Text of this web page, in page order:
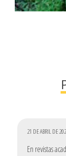
21 DE ABRIL DE
En revistas